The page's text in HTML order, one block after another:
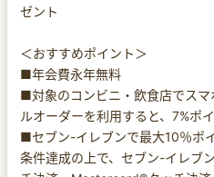
ゼント
＜おすすめポイント＞
■年会費永年無料
■対象のコンビニ・飲食店でスマ
ルオーダーを利用すると、7%ポ
■セブン-イレブンで最大10％ポ
条件達成の上で、セブン-イレブ